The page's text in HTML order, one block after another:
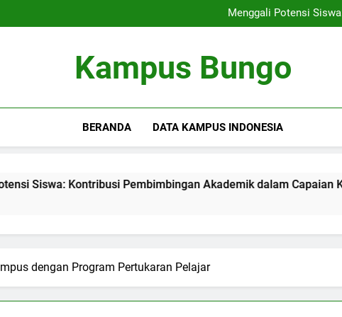
Menggali Potensi
Membangunlah Karir
Menggali Potensi
Membangunlah Karir
Kampus Bungo
BERANDA DATA KAMPUS INDONESIA
Kontribusi Pembimbingan Akademik dalam Capaian Karier
dengan Program Pertukaran Pelajar